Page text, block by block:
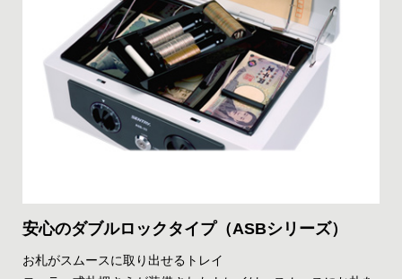
安心のダブルロックタイプ（ASBシリーズ）
お札がスムースに取り出せるトレイ